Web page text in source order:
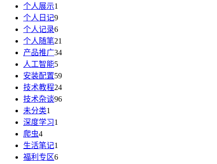
个人展示1
个人日记9
个人记录6
个人随笔21
产品推广34
人工智能5
安装配置59
技术教程24
技术杂谈96
未分类1
深度学习1
爬虫4
生活笔记1
福利专区6